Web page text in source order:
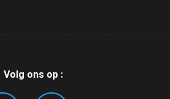
Volg ons op :